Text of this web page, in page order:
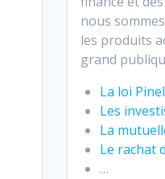
nous
les produits
grand
La loi Pinel
Les
La
Le rachat
…